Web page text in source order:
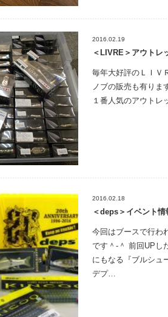
2016.02.19
＜LIVRE＞アウトレ
毎年大好評のＬＩＶ
ノブの販売も有り
１番人気のアウト
2016.02.18
＜deps＞イベント情
今回はブースで行わ
です＾-＾ 前回UPし
にもなる『ブルシュ
デプ…